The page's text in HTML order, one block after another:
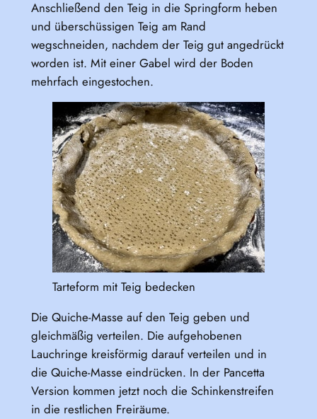
Anschließend den Teig in die Springform heben
und überschüssigen Teig am Rand
wegschneiden, nachdem der Teig gut angedrückt
worden ist. Mit einer Gabel wird der Boden
mehrfach eingestochen.
Tarteform mit Teig bedecken
Die Quiche-Masse auf den Teig geben und
gleichmäßig verteilen. Die aufgehobenen
Lauchringe kreisförmig darauf verteilen und in
die Quiche-Masse eindrücken. In der Pancetta
Version kommen jetzt noch die Schinkenstreifen
in die restlichen Freiräume.